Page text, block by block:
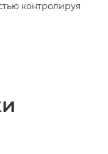
контролируя